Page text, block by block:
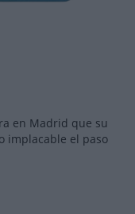
en Madrid que su
implacable el paso